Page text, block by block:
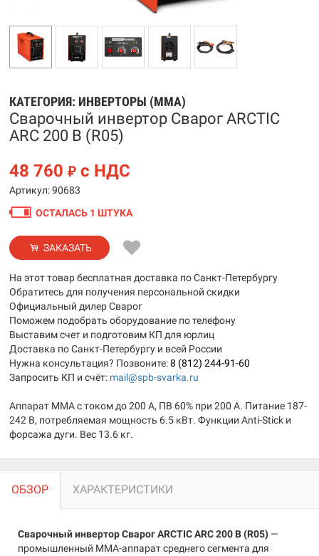
КАТЕГОРИЯ: ИНВЕРТОРЫ (MMA)
Сварочный инвертор Сварог ARCTIC
ARC 200 B (R05)
48 760 ₽ с НДС
Артикул: 90683
ОСТАЛАСЬ 1 ШТУКА
ЗАКАЗАТЬ
На этот товар бесплатная доставка по Санкт-Петербургу
Обратитесь для получения персональной скидки
Официальный дилер Сварог
Поможем подобрать оборудование по телефону
Выставим счет и подготовим КП для юрлиц
Доставка по Санкт-Петербургу и всей России
Нужна консультация? Позвоните:8 (812) 244-91-60
Запросить КП и счёт: mail@spb-svarka.ru
Аппарат MMA с током до 200 А, ПВ 60% при 200 А. Питание 187-
242 В, потребляемая мощность 6.5 кВт. Функции Anti-Stick и
форсажа дуги. Вес 13.6 кг.
ОБЗОР ХАРАКТЕРИСТИКИ
Сварочный инвертор Сварог ARCTIC ARC 200 B (R05) —
промышленный MMA-аппарат среднего сегмента для